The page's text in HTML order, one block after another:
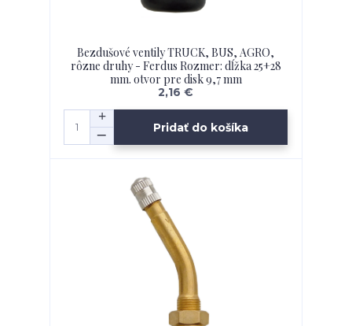
Bezdušové ventily TRUCK, BUS, AGRO,
rôzne druhy - Ferdus Rozmer: dĺžka 25+28
mm. otvor pre disk 9,7 mm
2,16 €
Pridať do košíka